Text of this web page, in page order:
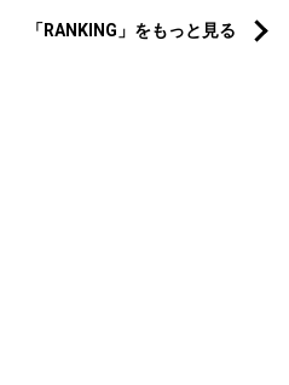
「RANKING」をもっと見る